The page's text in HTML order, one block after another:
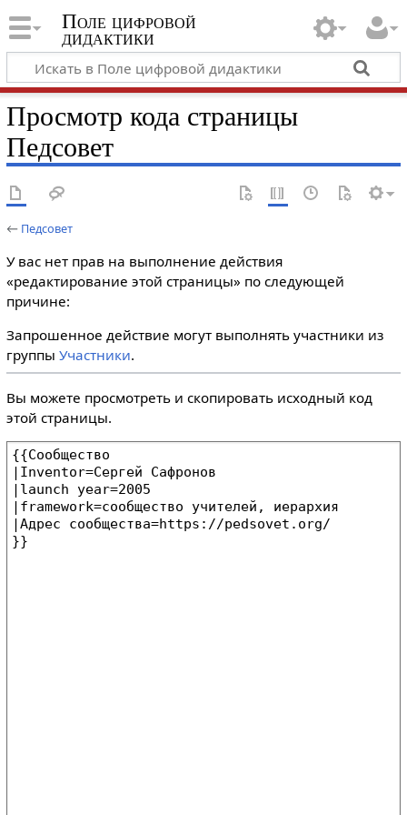
Поле цифровой
дидактики
Просмотр кода страницы
Педсовет
← Педсовет
У вас нет прав на выполнение действия
«редактирование этой страницы» по следующей
причине:
Запрошенное действие могут выполнять участники из
группы Участники.
Вы можете просмотреть и скопировать исходный код
этой страницы.